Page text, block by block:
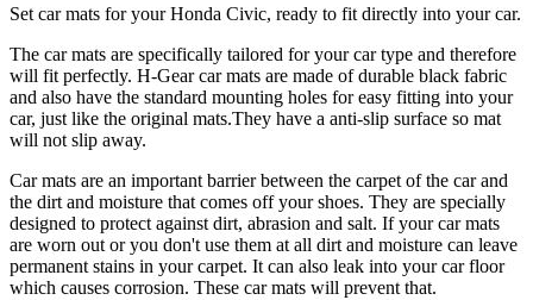
Set car mats for your Honda Civic, ready to fit directly into your car.
The car mats are specifically tailored for your car type and therefore
will fit perfectly. H-Gear car mats are made of durable black fabric
and also have the standard mounting holes for easy fitting into your
car, just like the original mats.They have a anti-slip surface so mat
will not slip away.
Car mats are an important barrier between the carpet of the car and
the dirt and moisture that comes off your shoes. They are specially
designed to protect against dirt, abrasion and salt. If your car mats
are worn out or you don't use them at all dirt and moisture can leave
permanent stains in your carpet. It can also leak into your car floor
which causes corrosion. These car mats will prevent that.